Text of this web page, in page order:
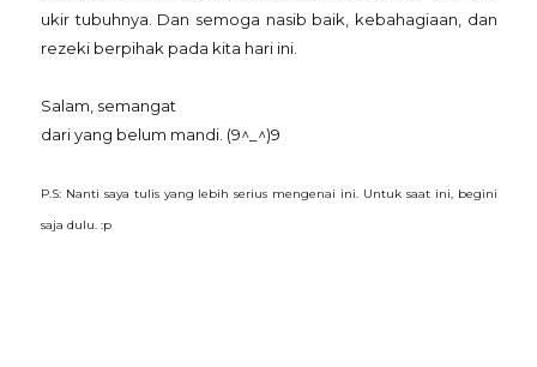
ukir tubuhnya. Dan semoga nasib baik, kebahagiaan, dan
rezeki berpihak pada kita hari ini.
Salam, semangat
dari yang belum mandi. (9^_^)9
P.S: Nanti saya tulis yang lebih serius mengenai ini. Untuk saat ini, begini
saja dulu. :p